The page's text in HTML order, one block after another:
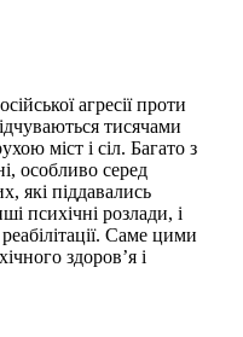
агресії проти
тисячами
міст і сіл. Багато з
особливо серед
які піддавались
психічні розлади, і
Саме цими
здоров’я і